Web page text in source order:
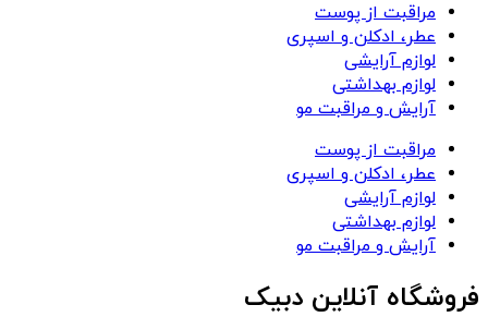
مراقبت از پوست
عطر، ادکلن و اسپری
لوازم آرایشی
لوازم بهداشتی
آرایش و مراقبت مو
مراقبت از پوست
عطر، ادکلن و اسپری
لوازم آرایشی
لوازم بهداشتی
آرایش و مراقبت مو
فروشگاه آنلاین دبیک